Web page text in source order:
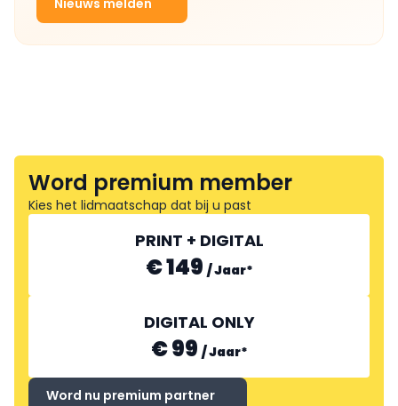
Nieuws melden
Word premium member
Kies het lidmaatschap dat bij u past
PRINT + DIGITAL
€ 149 /Jaar*
DIGITAL ONLY
€ 99 /Jaar*
Word nu premium partner